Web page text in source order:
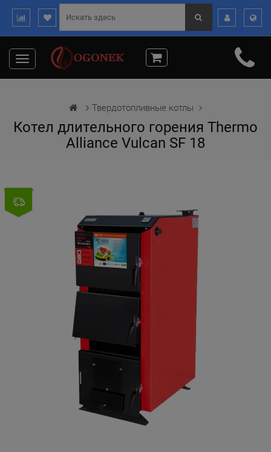
Toggle
navigation
Твердотопливные котлы
Котел длительного горения Thermo
Alliance Vulcan SF 18